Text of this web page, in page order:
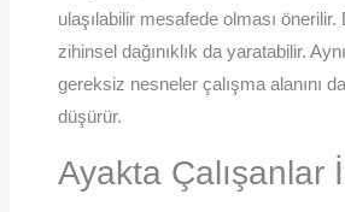
ulaşılabilir mesafede olması önerilir.
zihinsel dağınıklık da yaratabilir.
gereksiz nesneler çalışma alanını
düşürür.
Ayakta Çalışanlar